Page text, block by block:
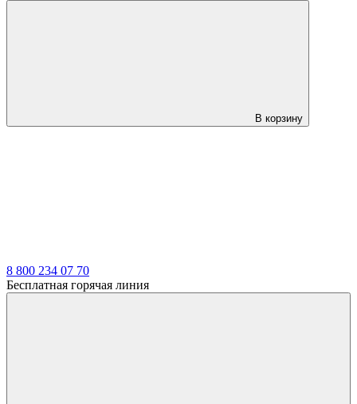
В корзину
8 800 234 07 70
Бесплатная горячая линия